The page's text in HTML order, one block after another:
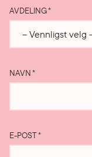
AVDELING*
NAVN*
E-POST*